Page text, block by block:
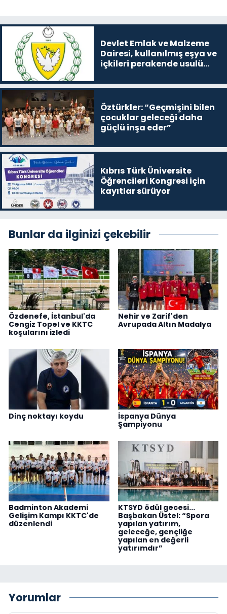
Devlet Emlak ve Malzeme
Dairesi, kullanılmış eşya ve
içkileri perakende usulü
Öztürkler: “Geçmişini bilen
çocuklar geleceği daha
güçlü inşa eder”
Kıbrıs Türk Üniversite
Öğrencileri Kongresi için
kayıtlar sürüyor
Bunlar da ilginizi çekebilir
Özdenefe, İstanbul'da
Cengiz Topel ve KKTC
koşularını izledi
Nehir ve Zarif'den
Avrupada Altın Madalya
Dinç noktayı koydu
İspanya Dünya
Şampiyonu
Badminton Akademi
Gelişim Kampı KKTC'de
düzenlendi
KTSYD ödül gecesi...
Başbakan Üstel: “Spora
yapılan yatırım,
geleceğe, gençliğe
yapılan en değerli
yatırımdır”
Yorumlar